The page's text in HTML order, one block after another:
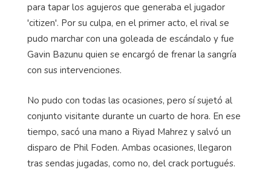
para tapar los agujeros que generaba el jugador
'citizen'. Por su culpa, en el primer acto, el rival se
pudo marchar con una goleada de escándalo y fue
Gavin Bazunu quien se encargó de frenar la sangría
con sus intervenciones.
No pudo con todas las ocasiones, pero sí sujetó al
conjunto visitante durante un cuarto de hora. En ese
tiempo, sacó una mano a Riyad Mahrez y salvó un
disparo de Phil Foden. Ambas ocasiones, llegaron
tras sendas jugadas, como no, del crack portugués.